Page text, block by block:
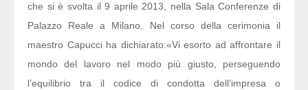
che si è svolta il 9 aprile 2013, nella Sala Conferenze di
Palazzo Reale a Milano. Nel corso della cerimonia il
maestro Capucci ha dichiarato:«Vi esorto ad affrontare il
mondo del lavoro nel modo più giusto, perseguendo
l’equilibrio tra il codice di condotta dell’impresa o